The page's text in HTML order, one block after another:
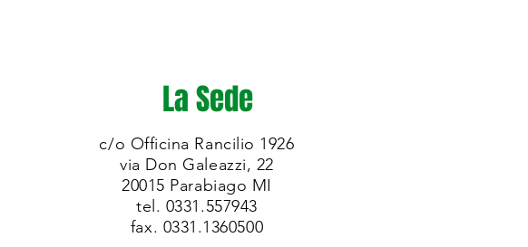
La Sede
c/o Officina Rancilio 1926
via Don Galeazzi, 22
20015 Parabiago MI
tel. 0331.557943
fax. 0331.1360500